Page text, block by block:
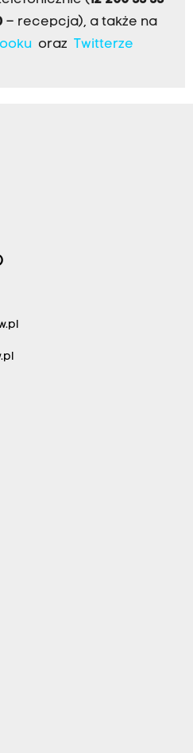
– recepcja), a także na
oraz Twitterze